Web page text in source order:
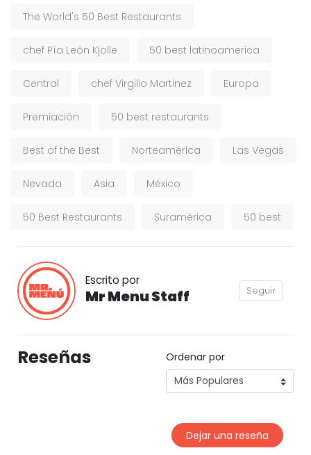
The World's 50 Best Restaurants
chef Pía León Kjolle 50 best latinoamerica
Central chef Virgilio Martinez Europa
Premiación 50 best restaurants
Best of the Best Norteamérica Las Vegas
Nevada Asia México
50 Best Restaurants Suramérica 50 best
Escrito por
Mr Menu Staff Seguir
Reseñas Ordenar por
Dejar una reseña